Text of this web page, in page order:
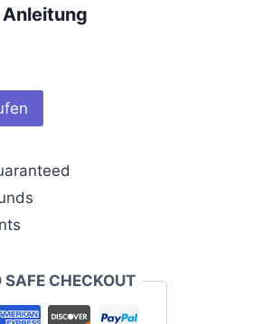
SAFE CHECKOUT